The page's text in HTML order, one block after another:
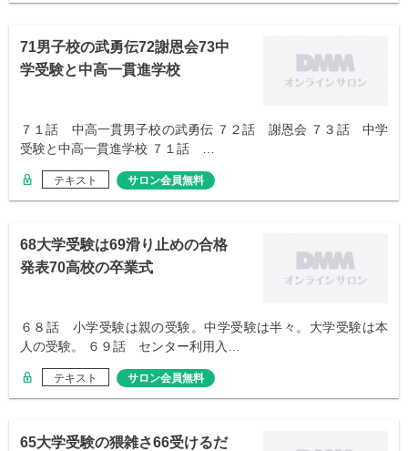
71男子校の武勇伝72謝恩会73中
学受験と中高一貫進学校
７１話 中高一貫男子校の武勇伝 ７２話 謝恩会 ７３話 中学
受験と中高一貫進学校 ７１話 …
テキスト サロン会員無料
68大学受験は69滑り止めの合格
発表70高校の卒業式
６８話 小学受験は親の受験。中学受験は半々。大学受験は本
人の受験。 ６９話 センター利用入…
テキスト サロン会員無料
65大学受験の猥雑さ66受けるだ